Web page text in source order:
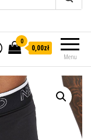
Menu
0
0,00zł